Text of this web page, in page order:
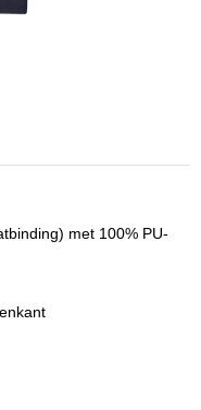
met 100% PU-